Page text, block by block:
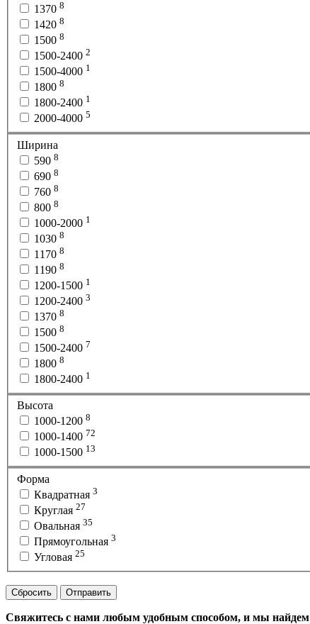
1370 8
1420 8
1500 8
1500-2400 2
1500-4000 1
1800 8
1800-2400 1
2000-4000 5
Ширина
590 8
690 8
760 8
800 8
1000-2000 1
1030 8
1170 8
1190 8
1200-1500 1
1200-2400 3
1370 8
1500 8
1500-2400 7
1800 8
1800-2400 1
Высота
1000-1200 8
1000-1400 72
1000-1500 13
Форма
Квадратная 3
Круглая 27
Овальная 35
Прямоугольная 3
Угловая 25
Сбросить Отправить
Свяжитесь с нами любым удобным способом, и мы найдем